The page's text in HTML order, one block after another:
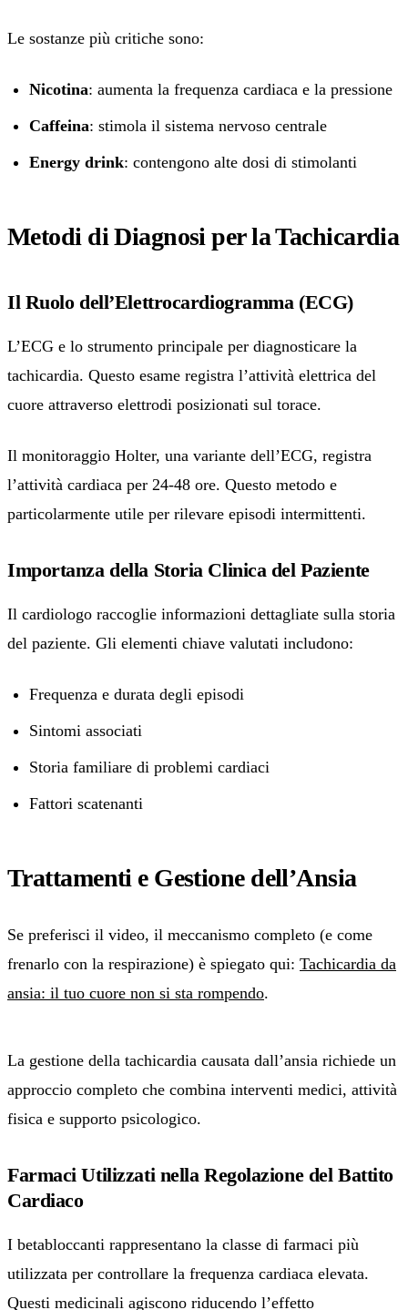
Le sostanze più critiche sono:
Nicotina: aumenta la frequenza cardiaca e la pressione
Caffeina: stimola il sistema nervoso centrale
Energy drink: contengono alte dosi di stimolanti
Metodi di Diagnosi per la Tachicardia
Il Ruolo dell’Elettrocardiogramma (ECG)
L’ECG e lo strumento principale per diagnosticare la
tachicardia. Questo esame registra l’attività elettrica del
cuore attraverso elettrodi posizionati sul torace.
Il monitoraggio Holter, una variante dell’ECG, registra
l’attività cardiaca per 24-48 ore. Questo metodo e
particolarmente utile per rilevare episodi intermittenti.
Importanza della Storia Clinica del Paziente
Il cardiologo raccoglie informazioni dettagliate sulla storia
del paziente. Gli elementi chiave valutati includono:
Frequenza e durata degli episodi
Sintomi associati
Storia familiare di problemi cardiaci
Fattori scatenanti
Trattamenti e Gestione dell’Ansia
Se preferisci il video, il meccanismo completo (e come
frenarlo con la respirazione) è spiegato qui: Tachicardia da
ansia: il tuo cuore non si sta rompendo.
La gestione della tachicardia causata dall’ansia richiede un
approccio completo che combina interventi medici, attività
fisica e supporto psicologico.
Farmaci Utilizzati nella Regolazione del Battito
Cardiaco
I betabloccanti rappresentano la classe di farmaci più
utilizzata per controllare la frequenza cardiaca elevata.
Questi medicinali agiscono riducendo l’effetto